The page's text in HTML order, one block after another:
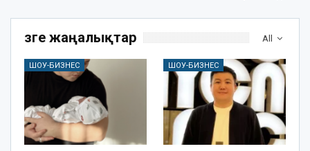
All
Өзге жаңалықтар
ШОУ-БИЗНЕС ШОУ-БИЗНЕС